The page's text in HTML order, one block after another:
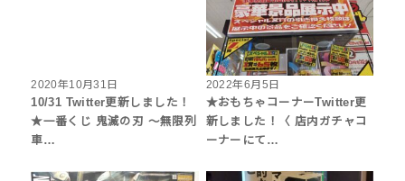
2020年10月31日
10/31 Twitter更新しました！
★一番くじ 鬼滅の刃 ～無限列
車…
2022年6月5日
★おもちゃコーナーTwitter更
新しました！〈 店内ガチャコ
ーナーにて…